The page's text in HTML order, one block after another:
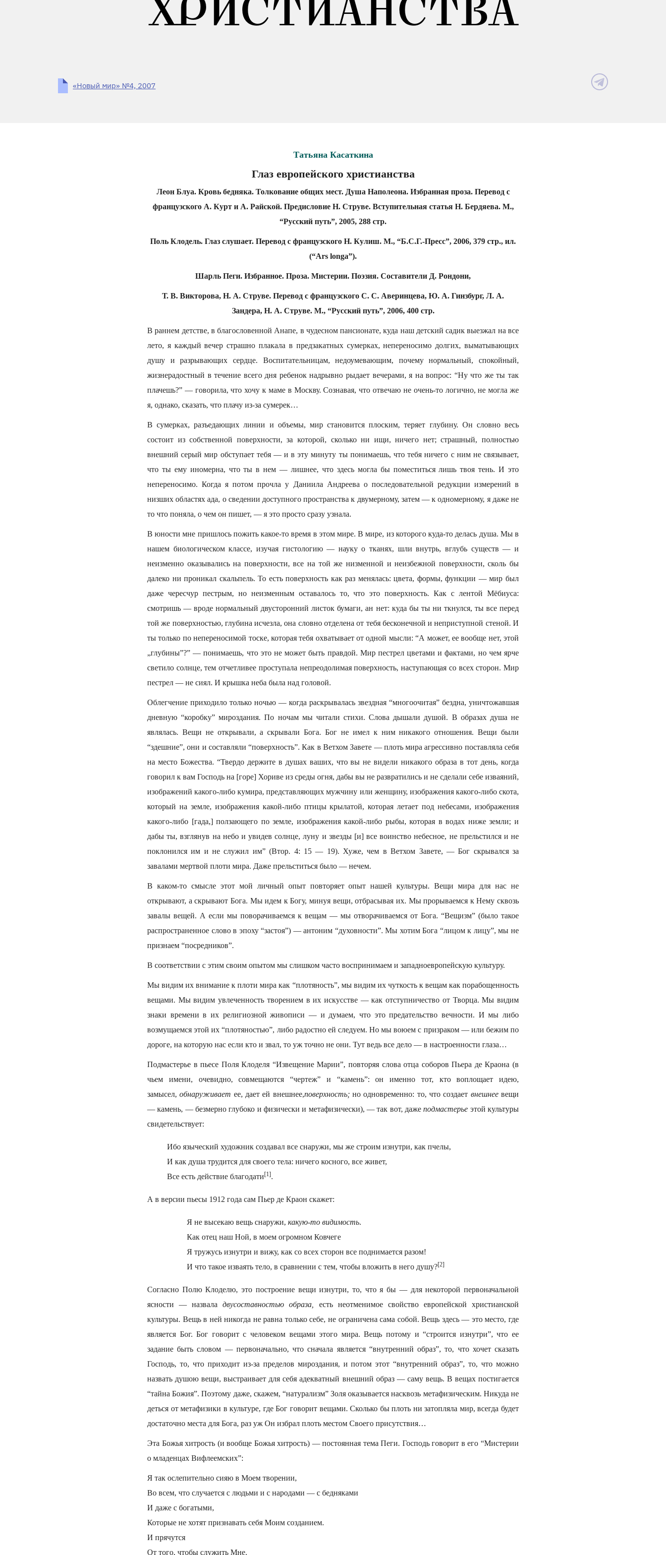
ХРИСТИАНСТВА
«Новый мир» №4, 2007
Татьяна Касаткина
Глаз европейского христианства
Леон Блуа. Кровь бедняка. Толкование общих мест. Душа Наполеона. Избранная проза. Перевод с
французского А. Курт и А. Райской. Предисловие Н. Струве. Вступительная статья Н. Бердяева. М.,
“Русский путь”, 2005, 288 стр.
Поль Клодель. Глаз слушает. Перевод с французского Н. Кулиш. М., “Б.С.Г.-Пресс”, 2006, 379 стр., ил.
(“Ars longa”).
Шарль Пеги. Избранное. Проза. Мистерии. Поэзия. Составители Д. Рондони,
Т. В. Викторова, Н. А. Струве. Перевод с французского С. С. Аверинцева, Ю. А. Гинзбург, Л. А.
Зандера, Н. А. Струве. М., “Русский путь”, 2006, 400 стр.
В раннем детстве, в благословенной Анапе, в чудесном пансионате, куда наш детский садик выезжал на все
лето, я каждый вечер страшно плакала в предзакатных сумерках, непереносимо долгих, выматывающих
душу и разрывающих сердце. Воспитательницам, недоумевающим, почему нормальный, спокойный,
жизнерадостный в течение всего дня ребенок надрывно рыдает вечерами, я на вопрос: “Ну что же ты так
плачешь?” — говорила, что хочу к маме в Москву. Сознавая, что отвечаю не очень-то логично, не могла же
я, однако, сказать, что плачу из-за сумерек…
В сумерках, разъедающих линии и объемы, мир становится плоским, теряет глубину. Он словно весь
состоит из собственной поверхности, за которой, сколько ни ищи, ничего нет; страшный, полностью
внешний серый мир обступает тебя — и в эту минуту ты понимаешь, что тебя ничего с ним не связывает,
что ты ему иномерна, что ты в нем — лишнее, что здесь могла бы поместиться лишь твоя тень. И это
непереносимо. Когда я потом прочла у Даниила Андреева о последовательной редукции измерений в
низших областях ада, о сведении доступного пространства к двумерному, затем — к одномерному, я даже не
то что поняла, о чем он пишет, — я это просто сразу узнала.
В юности мне пришлось пожить какое-то время в этом мире. В мире, из которого куда-то делась душа. Мы в
нашем биологическом классе, изучая гистологию — науку о тканях, шли внутрь, вглубь существ — и
неизменно оказывались на поверхности, все на той же низменной и неизбежной поверхности, сколь бы
далеко ни проникал скальпель. То есть поверхность как раз менялась: цвета, формы, функции — мир был
даже чересчур пестрым, но неизменным оставалось то, что это поверхность. Как с лентой Мёбиуса:
смотришь — вроде нормальный двусторонний листок бумаги, ан нет: куда бы ты ни ткнулся, ты все перед
той же поверхностью, глубина исчезла, она словно отделена от тебя бесконечной и неприступной стеной. И
ты только по непереносимой тоске, которая тебя охватывает от одной мысли: “А может, ее вообще нет, этой
„глубины”?” — понимаешь, что это не может быть правдой. Мир пестрел цветами и фактами, но чем ярче
светило солнце, тем отчетливее проступала непреодолимая поверхность, наступающая со всех сторон. Мир
пестрел — не сиял. И крышка неба была над головой.
Облегчение приходило только ночью — когда раскрывалась звездная “многоочитая” бездна, уничтожавшая
дневную “коробку” мироздания. По ночам мы читали стихи. Слова дышали душой. В образах душа не
являлась. Вещи не открывали, а скрывали Бога. Бог не имел к ним никакого отношения. Вещи были
“здешние”, они и составляли “поверхность”. Как в Ветхом Завете — плоть мира агрессивно поставляла себя
на место Божества. “Твердо держите в душах ваших, что вы не видели никакого образа в тот день, когда
говорил к вам Господь на [горе] Хориве из среды огня, дабы вы не развратились и не сделали себе изваяний,
изображений какого-либо кумира, представляющих мужчину или женщину, изображения какого-либо скота,
который на земле, изображения какой-либо птицы крылатой, которая летает под небесами, изображения
какого-либо [гада,] ползающего по земле, изображения какой-либо рыбы, которая в водах ниже земли; и
дабы ты, взглянув на небо и увидев солнце, луну и звезды [и] все воинство небесное, не прельстился и не
поклонился им и не служил им” (Втор. 4: 15 — 19). Хуже, чем в Ветхом Завете, — Бог скрывался за
завалами мертвой плоти мира. Даже прельститься было — нечем.
В каком-то смысле этот мой личный опыт повторяет опыт нашей культуры. Вещи мира для нас не
открывают, а скрывают Бога. Мы идем к Богу, минуя вещи, отбрасывая их. Мы прорываемся к Нему сквозь
завалы вещей. А если мы поворачиваемся к вещам — мы отворачиваемся от Бога. “Вещизм” (было такое
распространенное слово в эпоху “застоя”) — антоним “духовности”. Мы хотим Бога “лицом к лицу”, мы не
признаем “посредников”.
В соответствии с этим своим опытом мы слишком часто воспринимаем и западноевропейскую культуру.
Мы видим их внимание к плоти мира как “плотяность”, мы видим их чуткость к вещам как порабощенность
вещами. Мы видим увлеченность творением в их искусстве — как отступничество от Творца. Мы видим
знаки времени в их религиозной живописи — и думаем, что это предательство вечности. И мы либо
возмущаемся этой их “плотяностью”, либо радостно ей следуем. Но мы воюем с призраком — или бежим по
дороге, на которую нас если кто и звал, то уж точно не они. Тут ведь все дело — в настроенности глаза…
Подмастерье в пьесе Поля Клоделя “Извещение Марии”, повторяя слова отца соборов Пьера де Краона (в
чьем имени, очевидно, совмещаются “чертеж” и “камень”: он именно тот, кто воплощает идею,
замысел,обнаруживает ее, дает ей внешнее,поверхность;но одновременно: то, что создает внешнеевещи
— камень, — безмерно глубоко и физически и метафизически), — так вот, дажеподмастерье этой культуры
свидетельствует:
Ибо языческий художник создавал все снаружи, мы же строим изнутри, как пчелы,
И как душа трудится для своего тела: ничего косного, все живет,
Все есть действие благодати[1].
А в версии пьесы 1912 года сам Пьер де Краон скажет:
Я не высекаю вещь снаружи, какую-то видимость.
Как отец наш Ной, в моем огромном Ковчеге
Я тружусь изнутри и вижу, как со всех сторон все поднимается разом!
И что такое изваять тело, в сравнении с тем, чтобы вложить в него душу?[2]
Согласно Полю Клоделю, это построение вещи изнутри, то, что я бы — для некоторой первоначальной
ясности — назваладвусоставностью образа,
есть неотменимое свойство европейской христианской
культуры. Вещь в ней никогда не равна только себе, не ограничена сама собой. Вещь здесь — это место, где
является Бог. Бог говорит с человеком вещами этого мира. Вещь потому и “строится изнутри”, что ее
задание быть словом — первоначально, что сначала является “внутренний образ”, то, что хочет сказать
Господь, то, что приходит из-за пределов мироздания, и потом этот “внутренний образ”, то, что можно
назвать душою вещи, выстраивает для себя адекватный внешний образ — саму вещь. В вещах постигается
“тайна Божия”. Поэтому даже, скажем, “натурализм” Золя оказывается насквозь метафизическим. Никуда не
деться от метафизики в культуре, где Бог говорит вещами. Сколько бы плоть ни затопляла мир, всегда будет
достаточно места для Бога, раз уж Он избрал плоть местом Своего присутствия…
Эта Божья хитрость (и вообще Божья хитрость) — постоянная тема Пеги. Господь говорит в его “Мистерии
о младенцах Вифлеемских”:
Я так ослепительно сияю в Моем творении,
Во всем, что случается с людьми и с народами — с бедняками
И даже с богатыми,
Которые не хотят признавать себя Моим созданием.
И прячутся
От того, чтобы служить Мне.